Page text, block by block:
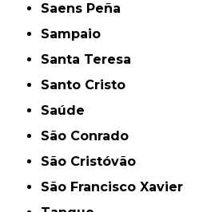
Saens Peña
Sampaio
Santa Teresa
Santo Cristo
Saúde
São Conrado
São Cristóvão
São Francisco Xavier